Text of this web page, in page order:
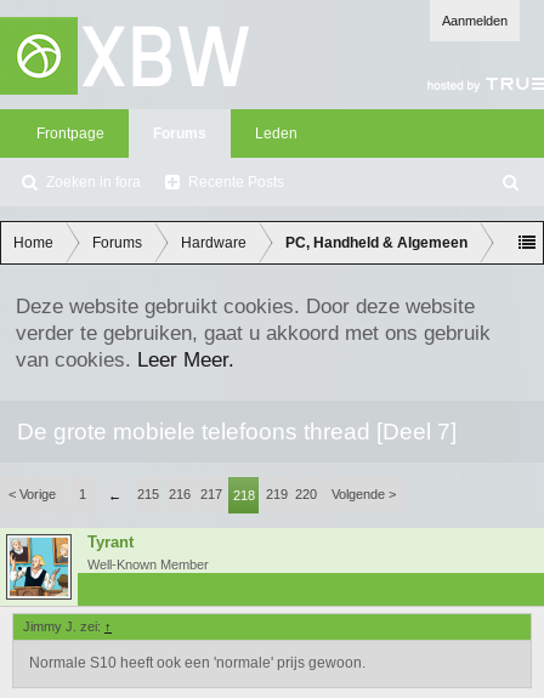
Aanmelden
Frontpage Forums
Zoeken in fora Recente Posts
Leden
oe
ke
n
Home Forums Hardware PC, Handheld & Algemeen
Deze website gebruikt cookies. Door deze website
verder te gebruiken, gaat u akkoord met ons gebruik
van cookies. Leer Meer.
De grote mobiele telefoons thread [Deel 7]
< Vorige 1 ← 215 216 217 218 219 220 Volgende >
Tyrant
Well-Known Member
Jimmy J. zei: ↑
Normale S10 heeft ook een 'normale' prijs gewoon.